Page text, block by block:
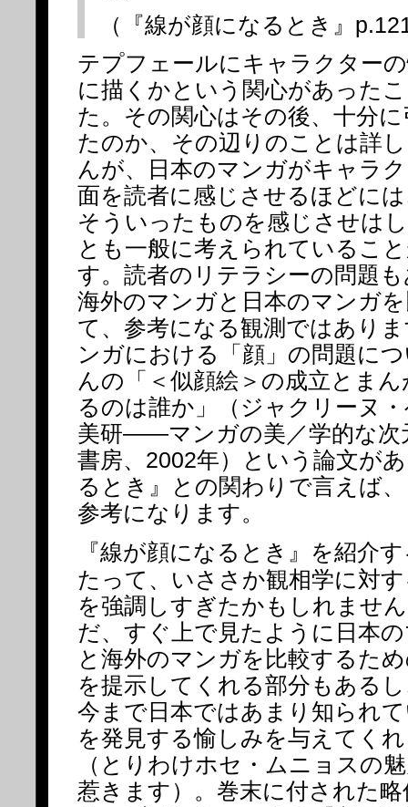
（『線が顔になるとき』
テプフェールにキャラクター
に描くかという関心があった
た。その関心はその後、十分
たのか、その辺りのことは詳
んが、日本のマンガがキャラ
面を読者に感じさせるほどに
そういったものを感じさせは
とも一般に考えられているこ
す。読者のリテラシーの問題
海外のマンガと日本のマンガ
て、参考になる観測ではあり
ンガにおける「顔」の問題に
んの「＜似顔絵＞の成立とま
るのは誰か」（ジャクリーヌ
美研――マンガの美／学的な次
書房、2002年）という論文が
るとき』との関わりで言えば
参考になります。
『線が顔になるとき』を紹介
たって、いささか観相学に対
を強調しすぎたかもしれませ
だ、すぐ上で見たように日本
と海外のマンガを比較するた
を提示してくれる部分もある
今まで日本ではあまり知られ
を発見する愉しみを与えてく
（とりわけホセ・ムニョスの
惹きます）。巻末に付された